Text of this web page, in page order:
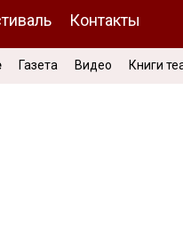
Контакты
Газета Видео Книги